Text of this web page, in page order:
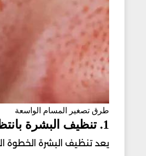
طرق تصغير المسام الواسعة
1. تنظيف البشرة بانتظام باستخدام الماء الفاتر
يعد تنظيف البشرة الخطوة